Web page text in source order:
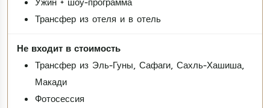
Трансфер из отеля и в отель
Трансфер из Эль-Гуны, Сафаги, Сахль-Хашиша,
Макади
Фотосессия